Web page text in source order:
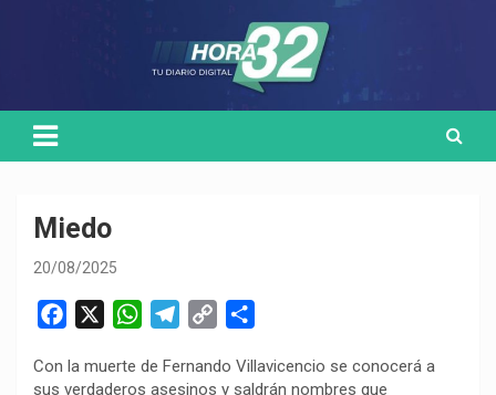
Miedo
20/08/2025
c
W
a
l
p
m
Con la muerte de Fernando Villavicencio se conocerá a
sus verdaderos asesinos y saldrán nombres que